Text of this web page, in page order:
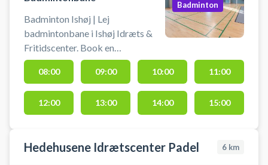
Badminton Ishøj | Lej
badmintonbane i Ishøj Idræts &
Fritidscenter. Book en
badmintonbane og spil badminton
i Ishøj på en af badmintonbanerne
i hallerne ved Ishøj Idræts &
Fritidscenter. Medbring selv
Badminton
08:00 09:00 10:00 11:00
12:00 13:00 14:00 15:00
Hedehusene Idrætscenter Padel 6 km